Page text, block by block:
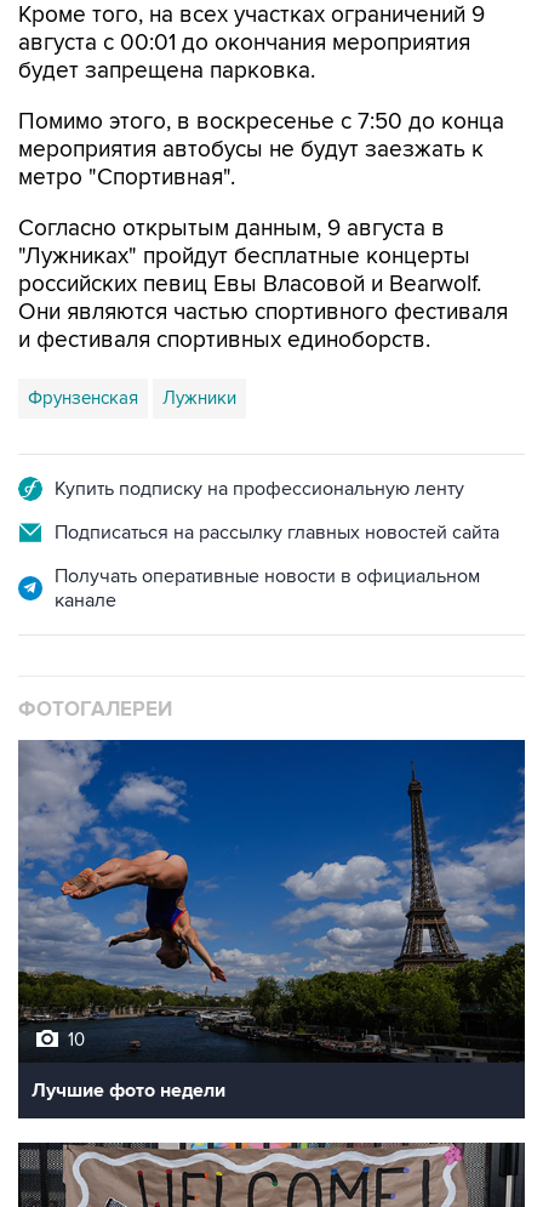
Кроме того, на всех участках ограничений 9
августа с 00:01 до окончания мероприятия
будет запрещена парковка.
Помимо этого, в воскресенье с 7:50 до конца
мероприятия автобусы не будут заезжать к
метро "Спортивная".
Согласно открытым данным, 9 августа в
"Лужниках" пройдут бесплатные концерты
российских певиц Евы Власовой и Bearwolf.
Они являются частью спортивного фестиваля
и фестиваля спортивных единоборств.
Фрунзенская Лужники
Купить подписку на профессиональную ленту
Подписаться на рассылку главных новостей сайта
Получать оперативные новости в официальном
канале
ФОТОГАЛЕРЕИ
10
Лучшие фото недели